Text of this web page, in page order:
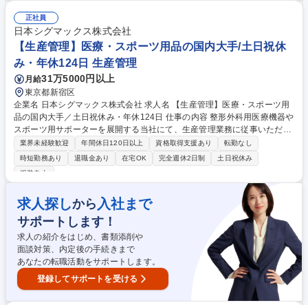
要部材の発注・手配 ■国内外の縫製工場への発注および納期管理 ■サンプ
ルのサイズ確認（採寸）・検品作業 ■出荷手配およびお客様指定の店舗・
倉庫への納品調整 募集職種 【シキボウ100％子会社】大手OEM生産管理
でキャリアアップ◎安定×成長
正社員
日本シグマックス株式会社
【生産管理】医療・スポーツ用品の国内大手/土日祝休
み・年休124日 生産管理
月給31万5000円以上
東京都新宿区
企業名 日本シグマックス株式会社 求人名 【生産管理】医療・スポーツ用
品の国内大手／土日祝休み・年休124日 仕事の内容 整形外科用医療機器や
スポーツ用サポーターを展開する当社にて、生産管理業務に従事いただき
ます。製品の品質確保や効率的な生産体制の構築～製品供給の安定化まで
を幅広く担当。 ■外注生産先の生産・品質・資産管理 ■製品の安全性確保
と品質管理体制の構築 ■原価計算およびコストコントロール全般 ■効率的
支える製品の「司令塔」として、モノづくりの根幹に深く携われます。裁
量を持って生産現場の改善を主導できる環境です。 募集職種 【生産管
理】医療・スポーツ用品の国内大手／土日祝休み・年休124日
業界未経験歓迎 年間休日120日以上 資格取得支援あり
転勤なし
時短勤務あり
退職金あり 在宅OK 完全週休2日制
土日祝休み
服装自由
求人探しから 入社まで
サポートします！
求人の紹介をはじめ、書類添削や
面談対策、内定後の手続きまで
あなたの転職活動をサポートします。
登録してサポートを受ける